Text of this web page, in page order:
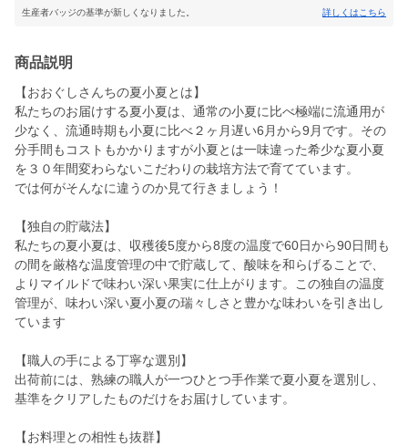
生産者バッジの基準が新しくなりました。 詳しくはこちら
商品説明
【おおぐしさんちの夏小夏とは】
私たちのお届けする夏小夏は、通常の小夏に比べ極端に流通用が
少なく、流通時期も小夏に比べ２ヶ月遅い6月から9月です。その
分手間もコストもかかりますが小夏とは一味違った希少な夏小夏
を３０年間変わらないこだわりの栽培方法で育てています。
では何がそんなに違うのか見て行きましょう！
【独自の貯蔵法】
私たちの夏小夏は、収穫後5度から8度の温度で60日から90日間も
の間を厳格な温度管理の中で貯蔵して、酸味を和らげることで、
よりマイルドで味わい深い果実に仕上がります。この独自の温度
管理が、味わい深い夏小夏の瑞々しさと豊かな味わいを引き出し
ています
【職人の手による丁寧な選別】
出荷前には、熟練の職人が一つひとつ手作業で夏小夏を選別し、
基準をクリアしたものだけをお届けしています。
【お料理との相性も抜群】